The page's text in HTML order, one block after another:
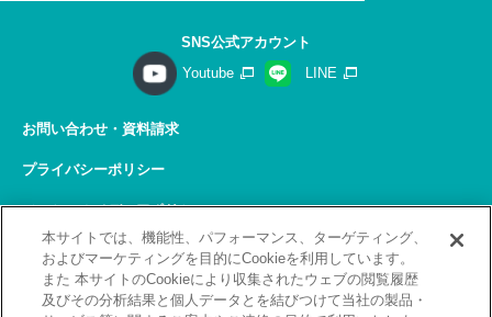
SNS公式アカウント
Youtube
LINE
お問い合わせ・資料請求
プライバシーポリシー
ソーシャルメディアポリシー
サイトの利用について
サイトマップ
本サイトでは、機能性、パフォーマンス、ターゲティング、
およびマーケティングを目的にCookieを利用しています。
また 本サイトのCookieにより収集されたウェブの閲覧履歴
及びその分析結果と個人データとを結びつけて当社の製品・